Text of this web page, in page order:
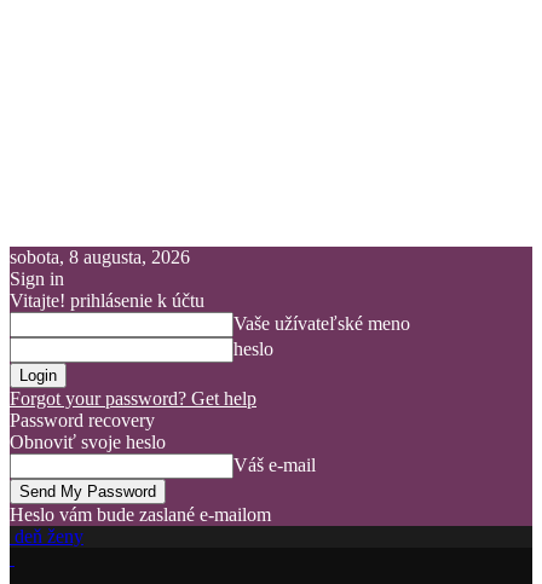
sobota, 8 augusta, 2026
Sign in
Vitajte! prihlásenie k účtu
Vaše užívateľské meno
heslo
Forgot your password? Get help
Password recovery
Obnoviť svoje heslo
Váš e-mail
Heslo vám bude zaslané e-mailom
deň ženy